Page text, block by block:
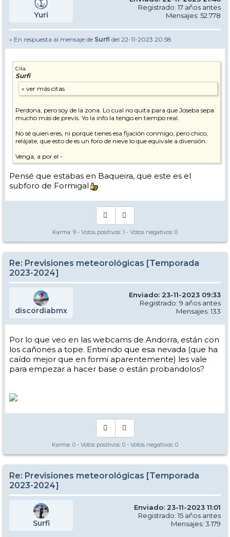
Yuri
Registrado: 17 años antes
Mensajes: 52.778
» En respuesta al mensaje de Surfi del 22-11-2023 20:58
Cita
Surfi
Perdona, pero soy de la zona. Lo cual no quita para que Joseba sepa
mucho más de previs. Yo la info la tengo en tiempo real.
No sé quien eres, ni porqué tienes esa fijación conmigo, pero chico,
relájate, que esto de es un foro de nieve lo que equivale a diversión.
Venga, a por el -
Pensé que estabas en Baqueira, que este es el
subforo de Formigal
Karma: 9 - Votos positivos: 1 - Votos negativos: 0
Re: Previsiones meteorológicas [Temporada
2023-2024]
discordiabmx
Enviado: 23-11-2023 09:33
Registrado: 9 años antes
Mensajes: 133
Por lo que veo en las webcams de Andorra, están con
los cañones a tope. Entiendo que esa nevada (que ha
caído mejor que en formi aparentemente) les vale
para empezar a hacer base o están probandolos?
Karma: 0 - Votos positivos: 0 - Votos negativos: 0
Re: Previsiones meteorológicas [Temporada
2023-2024]
Surfi
Enviado: 23-11-2023 11:01
Registrado: 15 años antes
Mensajes: 3.179